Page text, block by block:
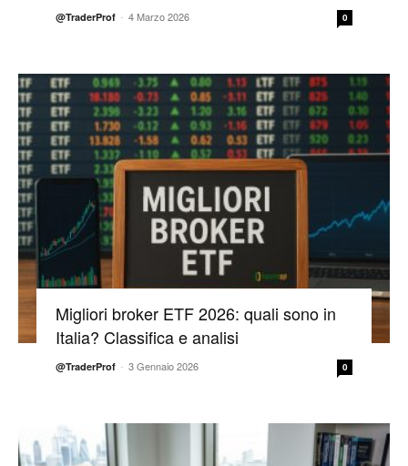
@TraderProf - 4 Marzo 2026 0
Migliori broker ETF 2026: quali sono in
Italia? Classifica e analisi
@TraderProf - 3 Gennaio 2026 0